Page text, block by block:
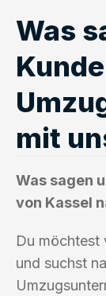
Was
mit
Was sagen
von Kassel
Du möchtest
und suchst